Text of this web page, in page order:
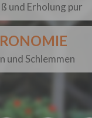
und Erholung pur
und Schlemmen